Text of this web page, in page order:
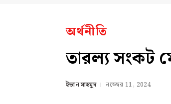
অর্থনীতি
তারল্য সংকট
ইভান মাহমুদ নভেম্বর 11, 2024